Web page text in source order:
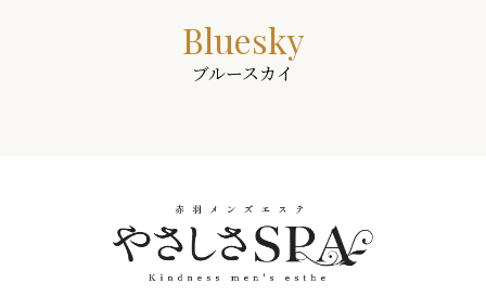
Bluesky
ブルースカイ